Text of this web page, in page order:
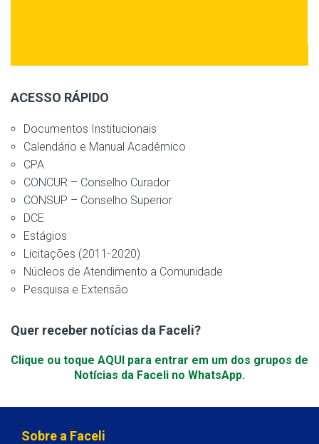
ACESSO RÁPIDO
Documentos Institucionais
Calendário e Manual Acadêmico
CPA
CONCUR – Conselho Curador
CONSUP – Conselho Superior
DCE
Estágios
Licitações (2011-2020)
Núcleos de Atendimento a Comunidade
Pesquisa e Extensão
Quer receber notícias da Faceli?
Clique ou toque AQUI para entrar em um dos grupos de
Notícias da Faceli no WhatsApp.
Sobre a Faceli